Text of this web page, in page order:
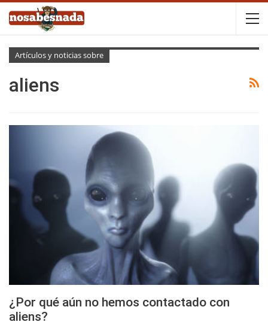
Artículos y noticias sobre
aliens
¿Por qué aún no hemos contactado con
aliens?